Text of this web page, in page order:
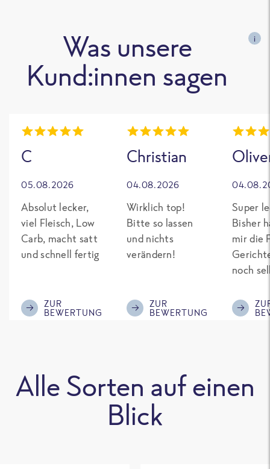
Was unsere
Kund:innen sagen
i
C
05.08.2026
Absolut lecker,
viel Fleisch, Low
Carb, macht satt
und schnell fertig
ZUR
BEWERTUNG
Christian
04.08.2026
Wirklich top!
Bitte so lassen
und nichts
verändern!
ZUR
BEWERTUNG
Super
Bisher
mir die
noch
Eiweiß.
was
Alle Sorten auf einen
Blick